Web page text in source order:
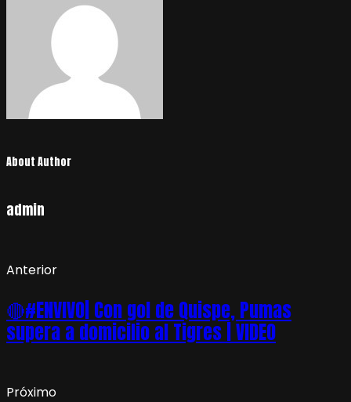
About Author
admin
Anterior
🔴#ENVIVO| Con gol de Quispe, Pumas
supera a domicilio al Tigres | VIDEO
Próximo